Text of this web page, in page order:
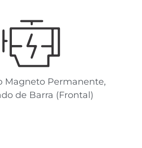
Magneto Permanente,
de Barra (Frontal)